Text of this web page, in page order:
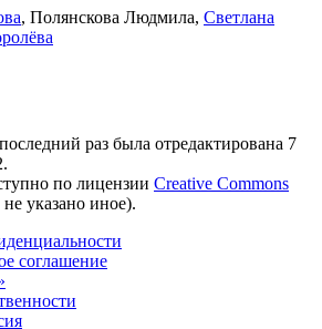
, Полянскова Людмила, Светлана
раз была отредактирована 7
по лицензии Creative Commons
не указано иное).
соглашение